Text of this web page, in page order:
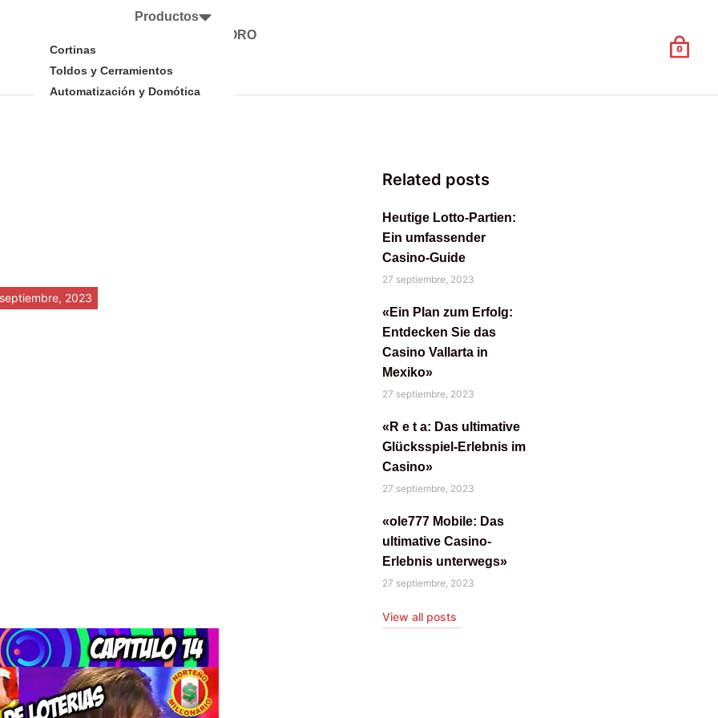
Productos
Cortinas
Toldos y Cerramientos
Automatización y Domótica
Representaciones MORO
Contacto
2023
Related posts
Heutige Lotto-Partien:
Ein umfassender
Casino-Guide
27 septiembre, 2023
«Ein Plan zum Erfolg:
Entdecken Sie das
Casino Vallarta in
Mexiko»
27 septiembre, 2023
«R e t a: Das ultimative
Glücksspiel-Erlebnis im
Casino»
27 septiembre, 2023
«ole777 Mobile: Das
ultimative Casino-
Erlebnis unterwegs»
27 septiembre, 2023
View all posts